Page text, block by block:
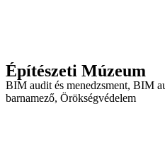
Építészeti Múzeum
BIM audit és menedzsment, BIM
barnamező, Örökségvédelem